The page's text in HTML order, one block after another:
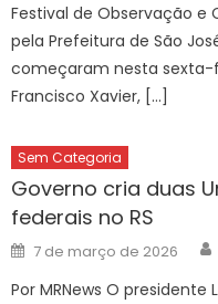
Festival de Observação e
pela Prefeitura de São
começaram nesta sexta-
Francisco Xavier, […]
Sem Categoria
Governo cria duas
federais no RS
Posted
on
7 de março de 2026
Por MRNews O presidente